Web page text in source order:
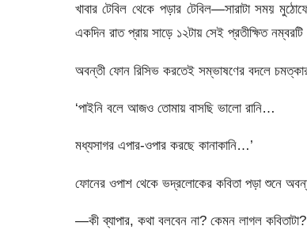
খাবার টেবিল থেকে পড়ার টেবিল—সারাটা সময়
একদিন রাত প্রায় সাড়ে ১২টায় সেই প্রতীক্ষিত
অবন্তী ফোন রিসিভ করতেই সম্ভাষণের বদলে
‘পাইনি বলে আজও তোমায় বাসছি ভালো রানি…
মধ্যসাগর এপার-ওপার করছে কানাকানি…’
ফোনের ওপাশ থেকে ভদ্রলোকের কবিতা পড়া শুনে
—কী ব্যাপার, কথা বলবেন না? কেমন লাগল